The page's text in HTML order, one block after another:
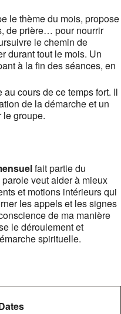
le thème du mois, propose
de prière… pour nourrir
le chemin de
durant tout le mois. Un
à la fin des séances, en
cours de ce temps fort. Il
de la démarche et un
groupe.
fait partie du
veut aider à mieux
et motions intérieurs qui
les appels et les signes
de ma manière
le déroulement et
spirituelle.